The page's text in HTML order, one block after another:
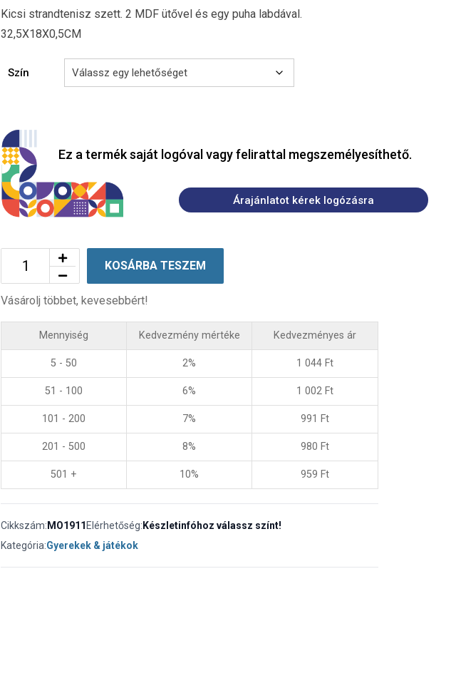
Kicsi strandtenisz szett. 2 MDF ütővel és egy puha labdával.
32,5X18X0,5CM
Szín
Ez a termék saját logóval vagy felirattal megszemélyesíthető.
Árajánlatot kérek logózásra
KOSÁRBA TESZEM
Vásárolj többet, kevesebbért!
Mennyiség Kedvezmény mértéke Kedvezményes ár
5 - 50 2% 1 044 Ft
51 - 100 6% 1 002 Ft
101 - 200 7% 991 Ft
201 - 500 8% 980 Ft
501 + 10% 959 Ft
Cikkszám: MO1911 Elérhetőség: Készletinfóhoz válassz színt!
Kategória:Gyerekek & játékok